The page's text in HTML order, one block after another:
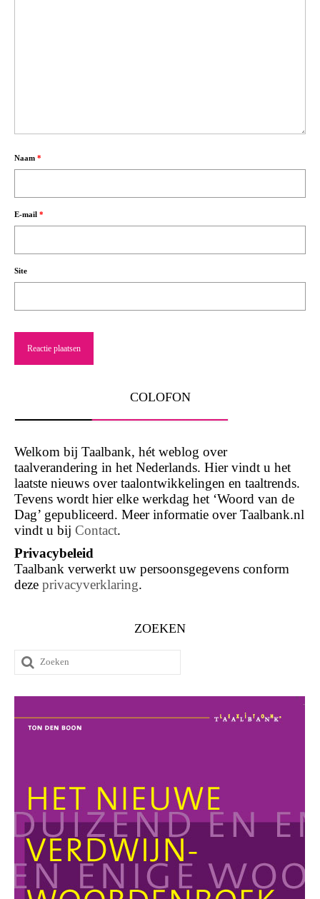
Naam *
E-mail *
Site
COLOFON
Welkom bij Taalbank, hét weblog over
taalverandering in het Nederlands. Hier vindt u het
laatste nieuws over taalontwikkelingen en taaltrends.
Tevens wordt hier elke werkdag het ‘Woord van de
Dag’ gepubliceerd. Meer informatie over Taalbank.nl
vindt u bij Contact.
Privacybeleid
Taalbank verwerkt uw persoonsgegevens conform
deze privacyverklaring.
ZOEKEN
Zoeken
naar: